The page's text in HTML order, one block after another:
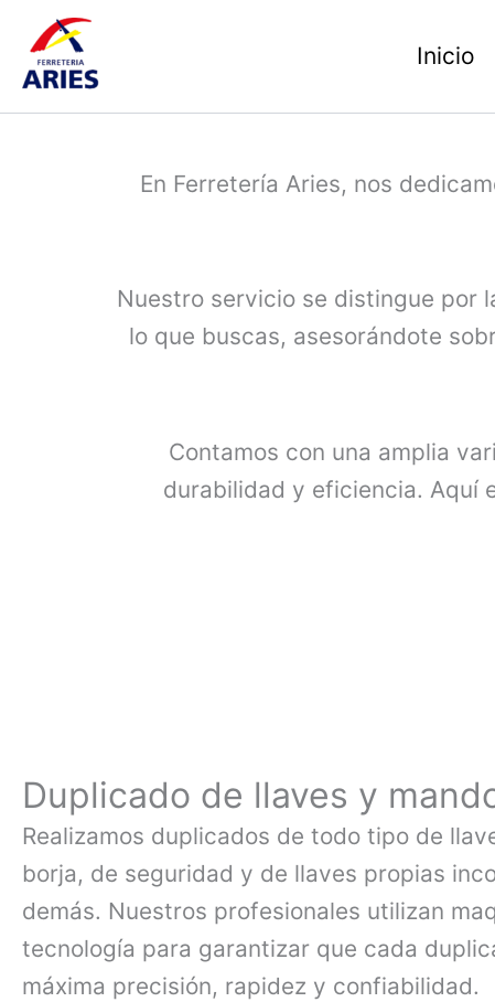
contenido
Inicio
En Ferretería Aries, nos
Nuestro servicio se distingue por
lo que buscas, asesorándote
Contamos con una amplia
durabilidad y eficiencia. Aquí
Duplicado de llaves y
Realizamos duplicados de todo tipo de
borja, de seguridad y de llaves propias
demás. Nuestros profesionales utilizan
tecnología para garantizar que cada
máxima precisión, rapidez y confiabilidad.